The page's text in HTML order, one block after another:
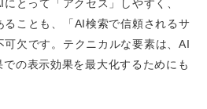
とって「アクセス」しやすく、
ることも、「AI検索で信頼されるサ
可欠です。テクニカルな要素は、AI
の表示効果を最大化するためにも